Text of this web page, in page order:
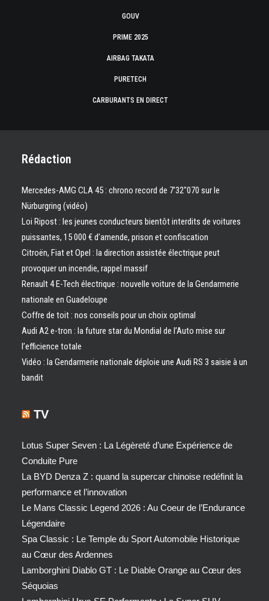
GOUV
PRIME 2025
AIRBAG TAKATA
PURETECH
CARBURANTS EN DIRECT
Rédaction
Mercedes-AMG CLA 45 : chrono record de 7’32″070 sur le
Nürburgring (vidéo)
Loi Ripost : les jeunes conducteurs bientôt interdits de voitures
puissantes, 15 000 € d’amende, prison et confiscation
Citroën, Fiat et Opel : la direction assistée électrique peut
provoquer un incendie, rappel massif
Renault 4 E-Tech électrique : nouvelle voiture de la Gendarmerie
nationale en Guadeloupe
Coffre de toit : nos conseils pour un choix optimal
Audi A2 e-tron : la future star du Mondial de l’Auto mise sur
l’efficience totale
Vidéo : la Gendarmerie nationale déploie une Audi RS 3 saisie à un
bandit
TV
Lotus Super Seven : La Légèreté d’une Expérience de
Conduite Pure
La BYD Denza Z : quand la supercar chinoise redéfinit la
performance et l’innovation
Le Mans Classic Legend 2026 : Au Coeur de l’Endurance
Légendaire
Spa Classic : Le Temple du Sport Automobile Historique
au Cœur des Ardennes
Lamborghini Diablo GT : Le Diable Orange au Cœur des
Séquoias